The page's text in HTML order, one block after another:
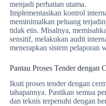
menjadi perhatian utama.
Implementasikan kontrol
meminimalkan peluang
tidak etis. Misalnya,
sensitif, melakukan audit
menerapkan sistem pelaporan
Pantau Proses Tender dengan
Ikuti proses tender dengan
tahapannya. Pastikan semua
dan teknis terpenuhi dengan